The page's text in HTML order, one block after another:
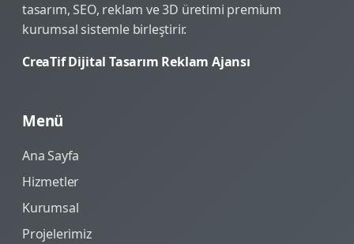
tasarım, SEO, reklam ve 3D üretimi premium
kurumsal sistemle birleştirir.
CreaTif Dijital Tasarım Reklam Ajansı
Menü
Ana Sayfa
Hizmetler
Kurumsal
Projelerimiz